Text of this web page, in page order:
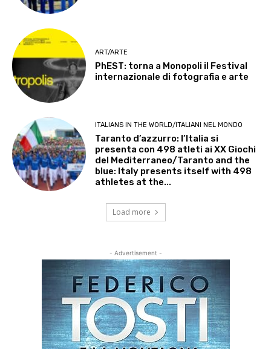
ART/ARTE
PhEST: torna a Monopoli il Festival
internazionale di fotografia e arte
ITALIANS IN THE WORLD/ITALIANI NEL MONDO
Taranto d’azzurro: l’Italia si
presenta con 498 atleti ai XX Giochi
del Mediterraneo/Taranto and the
blue: Italy presents itself with 498
athletes at the...
Load more
- Advertisement -